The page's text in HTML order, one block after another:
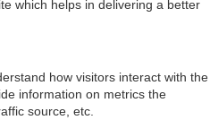
which helps in delivering a better
how visitors interact with the
information on metrics the
source, etc.